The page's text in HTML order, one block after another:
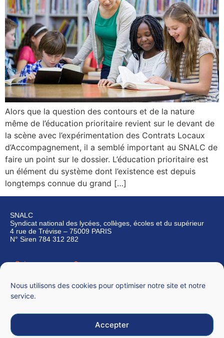
Nous utilisons des cookies pour optimiser notre site et notre
service.
Accepter
Alors que la question des contours et de la nature
même de l’éducation prioritaire revient sur le devant de
la scène avec l’expérimentation des Contrats Locaux
d’Accompagnement, il a semblé important au SNALC de
faire un point sur le dossier. L’éducation prioritaire est
un élément du système dont l’existence est depuis
longtemps connue du grand […]
SNALC
Syndicat national des lycées, collèges, écoles et du supérieur
4 rue de Trévise – 75009 PARIS
N° Siren 784 312 282
Qui sommes-nous ?